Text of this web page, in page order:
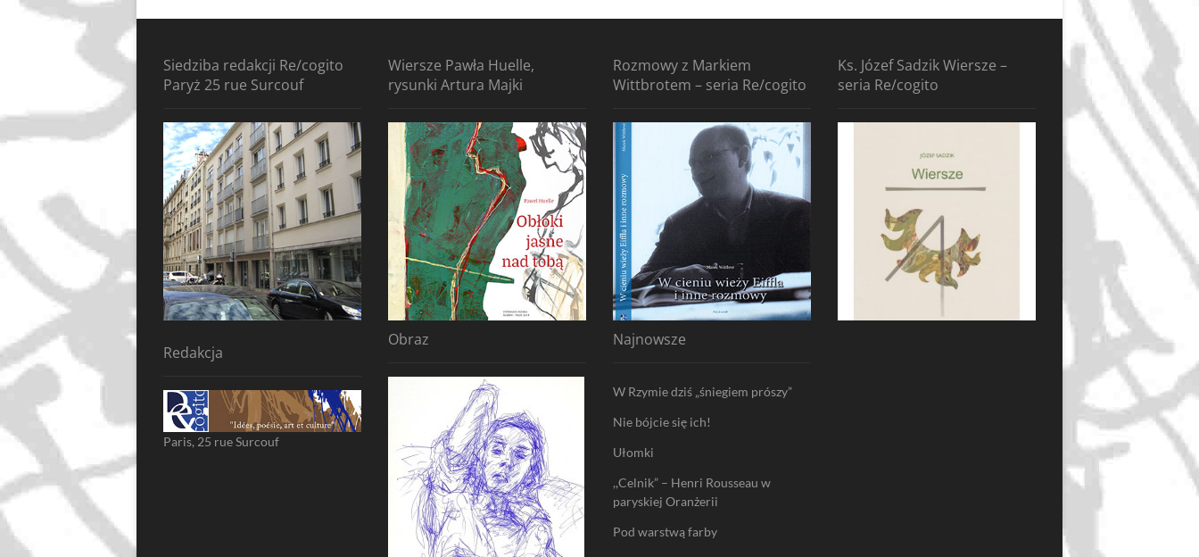
Siedziba redakcji Re/cogito
Paryż 25 rue Surcouf
Redakcja
Paris, 25 rue Surcouf
Wiersze Pawła Huelle,
rysunki Artura Majki
Obraz
Rozmowy z Markiem
Wittbrotem – seria Re/cogito
Najnowsze
W Rzymie dziś „śniegiem prószy”
Nie bójcie się ich!
Ułomki
,,Celnik” – Henri Rousseau w
paryskiej Oranżerii
Pod warstwą farby
Ks. Józef Sadzik Wiersze –
seria Re/cogito